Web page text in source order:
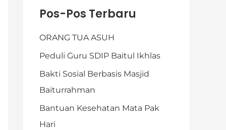
Pos-Pos Terbaru
ORANG TUA ASUH
Peduli Guru SDIP Baitul Ikhlas
Bakti Sosial Berbasis Masjid
Baiturrahman
Bantuan Kesehatan Mata Pak
Hari
a
g
o
r
i